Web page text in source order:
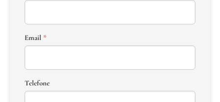
Email *
Telefone